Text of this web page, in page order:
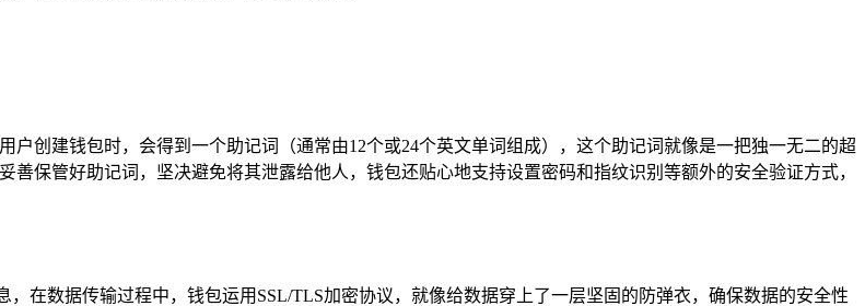
户创建钱包时，会得到一个助记词（通常由12个或24个英文单词组成），这个助记词就像是一把独一无二的超
保管好助记词，坚决避免将其泄露给他人，钱包还贴心地支持设置密码和指纹识别等额外的安全验证方式，
在数据传输过程中，钱包运用SSL/TLS加密协议，就像给数据穿上了一层坚固的防弹衣，确保数据的安全性